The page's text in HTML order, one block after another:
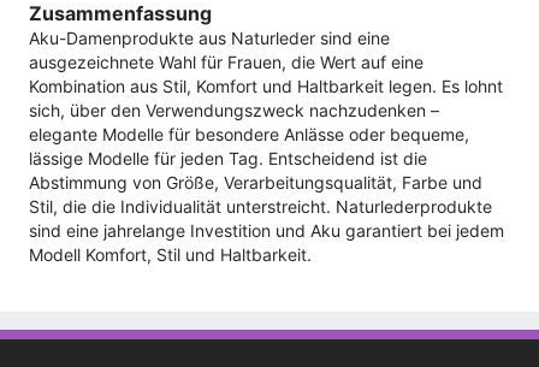
Zusammenfassung
Aku-Damenprodukte aus Naturleder sind eine
ausgezeichnete Wahl für Frauen, die Wert auf eine
Kombination aus Stil, Komfort und Haltbarkeit legen. Es lohnt
sich, über den Verwendungszweck nachzudenken –
elegante Modelle für besondere Anlässe oder bequeme,
lässige Modelle für jeden Tag. Entscheidend ist die
Abstimmung von Größe, Verarbeitungsqualität, Farbe und
Stil, die die Individualität unterstreicht. Naturlederprodukte
sind eine jahrelange Investition und Aku garantiert bei jedem
Modell Komfort, Stil und Haltbarkeit.